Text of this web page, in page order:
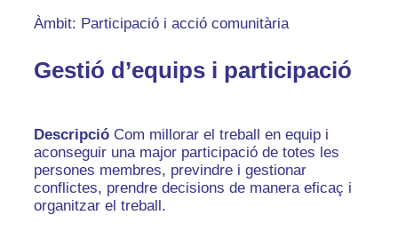
Àmbit: Participació i acció comunitària
Gestió d’equips i participació
Descripció Com millorar el treball en equip i
aconseguir una major participació de totes les
persones membres, previndre i gestionar
conflictes, prendre decisions de manera eficaç i
organitzar el treball.